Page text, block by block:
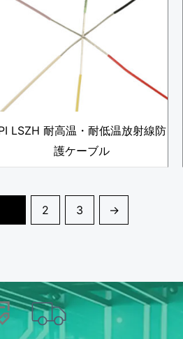
LSZH 耐高温・耐低温放射線防
護ケーブル
2 3 →